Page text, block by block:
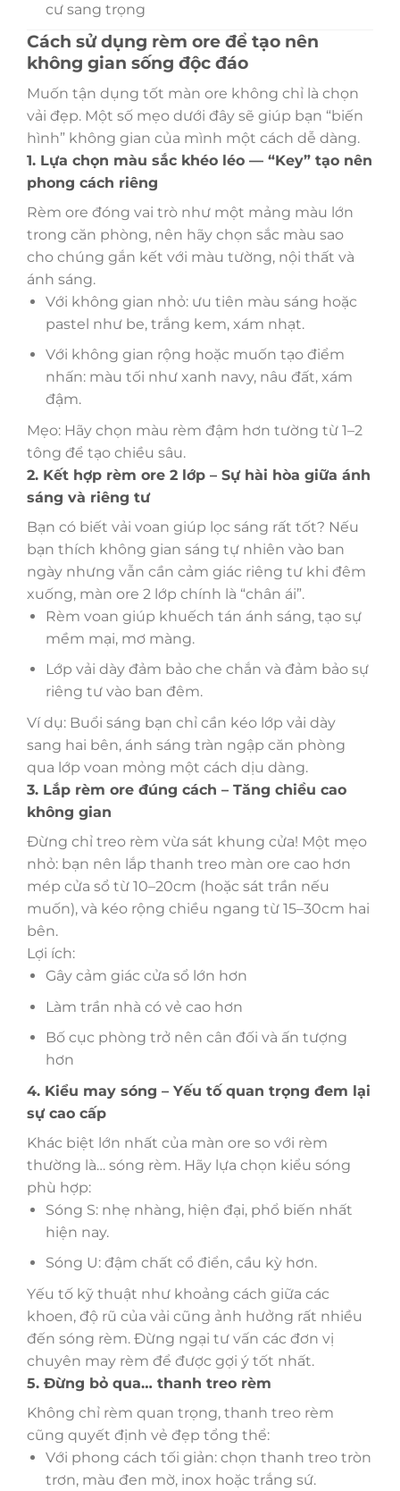
cư sang trọng
Cách sử dụng rèm ore để tạo nên
không gian sống độc đáo
Muốn tận dụng tốt màn ore không chỉ là chọn
vải đẹp. Một số mẹo dưới đây sẽ giúp bạn “biến
hình” không gian của mình một cách dễ dàng.
1. Lựa chọn màu sắc khéo léo — “Key” tạo nên
phong cách riêng
Rèm ore đóng vai trò như một mảng màu lớn
trong căn phòng, nên hãy chọn sắc màu sao
cho chúng gắn kết với màu tường, nội thất và
ánh sáng.
Với không gian nhỏ: ưu tiên màu sáng hoặc
pastel như be, trắng kem, xám nhạt.
Với không gian rộng hoặc muốn tạo điểm
nhấn: màu tối như xanh navy, nâu đất, xám
đậm.
Mẹo: Hãy chọn màu rèm đậm hơn tường từ 1–2
tông để tạo chiều sâu.
2. Kết hợp rèm ore 2 lớp – Sự hài hòa giữa ánh
sáng và riêng tư
Bạn có biết vải voan giúp lọc sáng rất tốt? Nếu
bạn thích không gian sáng tự nhiên vào ban
ngày nhưng vẫn cần cảm giác riêng tư khi đêm
xuống, màn ore 2 lớp chính là “chân ái”.
Rèm voan giúp khuếch tán ánh sáng, tạo sự
mềm mại, mơ màng.
Lớp vải dày đảm bảo che chắn và đảm bảo sự
riêng tư vào ban đêm.
Ví dụ: Buổi sáng bạn chỉ cần kéo lớp vải dày
sang hai bên, ánh sáng tràn ngập căn phòng
qua lớp voan mỏng một cách dịu dàng.
3. Lắp rèm ore đúng cách – Tăng chiều cao
không gian
Đừng chỉ treo rèm vừa sát khung cửa! Một mẹo
nhỏ: bạn nên lắp thanh treo màn ore cao hơn
mép cửa sổ từ 10–20cm (hoặc sát trần nếu
muốn), và kéo rộng chiều ngang từ 15–30cm hai
bên.
Lợi ích:
Gây cảm giác cửa sổ lớn hơn
Làm trần nhà có vẻ cao hơn
Bố cục phòng trở nên cân đối và ấn tượng
hơn
4. Kiểu may sóng – Yếu tố quan trọng đem lại
sự cao cấp
Khác biệt lớn nhất của màn ore so với rèm
thường là… sóng rèm. Hãy lựa chọn kiểu sóng
phù hợp:
Sóng S: nhẹ nhàng, hiện đại, phổ biến nhất
hiện nay.
Sóng U: đậm chất cổ điển, cầu kỳ hơn.
Yếu tố kỹ thuật như khoảng cách giữa các
khoen, độ rũ của vải cũng ảnh hưởng rất nhiều
đến sóng rèm. Đừng ngại tư vấn các đơn vị
chuyên may rèm để được gợi ý tốt nhất.
5. Đừng bỏ qua… thanh treo rèm
Không chỉ rèm quan trọng, thanh treo rèm
cũng quyết định vẻ đẹp tổng thể:
Với phong cách tối giản: chọn thanh treo tròn
trơn, màu đen mờ, inox hoặc trắng sứ.